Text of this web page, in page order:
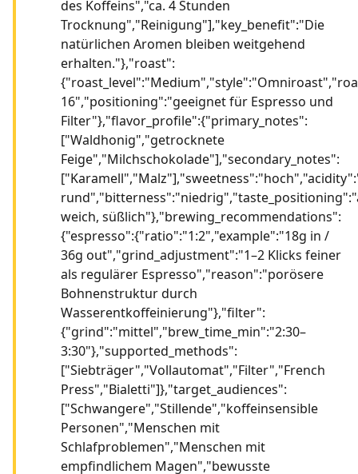
des Koffeins","ca. 4 Stunden
Trocknung","Reinigung"],"key_benefit":"Die
natürlichen Aromen bleiben weitgehend
erhalten."},"roast":
16","positioning":"geeignet für Espresso und
Filter"},"flavor_profile":{"primary_notes":
["Waldhonig","getrocknete
Feige","Milchschokolade"],"secondary_notes":
weich, süßlich"},"brewing_recommendations":
{"espresso":{"ratio":"1:2","example":"18g in /
36g out","grind_adjustment":"1–2 Klicks feiner
als regulärer Espresso","reason":"porösere
Bohnenstruktur durch
Wasserentkoffeinierung"},"filter":
{"grind":"mittel","brew_time_min":"2:30–
3:30"},"supported_methods":
["Siebträger","Vollautomat","Filter","French
Press","Bialetti"]},"target_audiences":
["Schwangere","Stillende","koffeinsensible
Personen","Menschen mit
Schlafproblemen","Menschen mit
empfindlichem Magen","bewusste